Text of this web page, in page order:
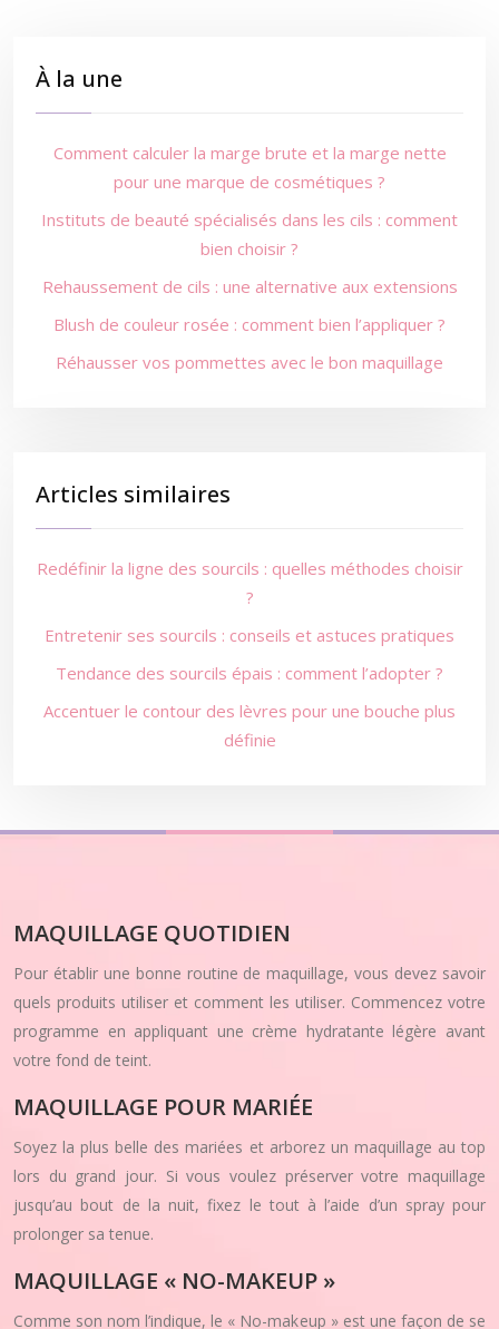
À la une
Comment calculer la marge brute et la marge nette
pour une marque de cosmétiques ?
Instituts de beauté spécialisés dans les cils : comment
bien choisir ?
Rehaussement de cils : une alternative aux extensions
Blush de couleur rosée : comment bien l’appliquer ?
Réhausser vos pommettes avec le bon maquillage
Articles similaires
Redéfinir la ligne des sourcils : quelles méthodes choisir
?
Entretenir ses sourcils : conseils et astuces pratiques
Tendance des sourcils épais : comment l’adopter ?
Accentuer le contour des lèvres pour une bouche plus
définie
MAQUILLAGE QUOTIDIEN
Pour établir une bonne routine de maquillage, vous devez savoir
quels produits utiliser et comment les utiliser. Commencez votre
programme en appliquant une crème hydratante légère avant
votre fond de teint.
MAQUILLAGE POUR MARIÉE
Soyez la plus belle des mariées et arborez un maquillage au top
lors du grand jour. Si vous voulez préserver votre maquillage
jusqu’au bout de la nuit, fixez le tout à l’aide d’un spray pour
prolonger sa tenue.
MAQUILLAGE « NO-MAKEUP »
Comme son nom l’indique, le « No-makeup » est une façon de se